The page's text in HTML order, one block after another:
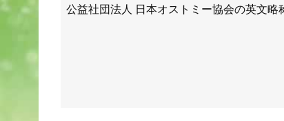
公益社団法人 日本オストミー協会の英文略